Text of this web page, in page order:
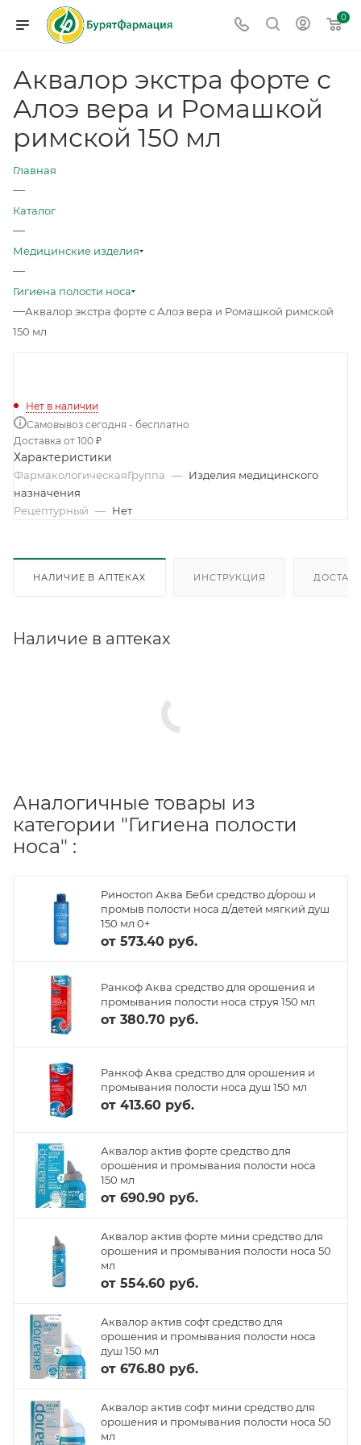
0
Аквалор экстра форте с
Алоэ вера и Ромашкой
римской 150 мл
Главная
—
Каталог
—
Медицинские изделия
—
Гигиена полости носа
—Аквалор экстра форте с Алоэ вера и Ромашкой римской
150 мл
Нет в наличии
Самовывоз сегодня - бесплатно
Доставка от 100 ₽
Характеристики
ФармакологическаяГруппа — Изделия медицинского
назначения
Рецептурный — Нет
НАЛИЧИЕ В АПТЕКАХ ИНСТРУКЦИЯ
Наличие в аптеках
Аналогичные товары из
категории "Гигиена полости
носа" :
Риностоп Аква Беби средство д/орош и
промыв полости носа д/детей мягкий душ
150 мл 0+
от 573.40 руб.
Ранкоф Аква средство для орошения и
промывания полости носа струя 150 мл
от 380.70 руб.
Ранкоф Аква средство для орошения и
промывания полости носа душ 150 мл
от 413.60 руб.
Аквалор актив форте средство для
орошения и промывания полости носа
150 мл
от 690.90 руб.
Аквалор актив форте мини средство для
орошения и промывания полости носа 50
мл
от 554.60 руб.
Аквалор актив софт средство для
орошения и промывания полости носа
душ 150 мл
от 676.80 руб.
Аквалор актив софт мини средство для
орошения и промывания полости носа 50
мл